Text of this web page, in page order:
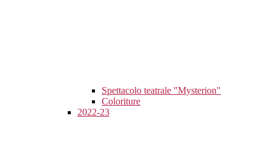
Spettacolo teatrale "Mysterion"
Coloriture
2022-23